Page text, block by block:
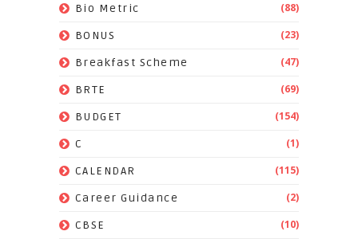
Bio Metric (88)
BONUS (23)
Breakfast Scheme (47)
BRTE (69)
BUDGET (154)
C (1)
CALENDAR (115)
Career Guidance (2)
CBSE (10)